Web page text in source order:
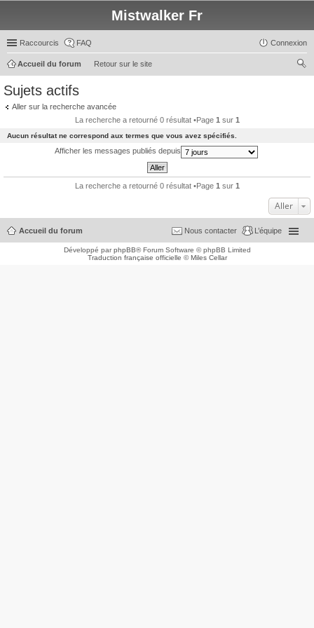
Mistwalker Fr
Raccourcis FAQ Connexion
Retour sur le site
Accueil du forum
Sujets actifs
Aller sur la recherche avancée
La recherche a retourné 0 résultat •Page 1 sur 1
Aucun résultat ne correspond aux termes que vous avez spécifiés.
Afficher les messages publiés depuis
La recherche a retourné 0 résultat •Page 1 sur 1
Aller
Accueil du forum L’équipe
Nous contacter
Développé parphpBB® Forum Software © phpBB Limited
Traduction française officielle ©Miles Cellar